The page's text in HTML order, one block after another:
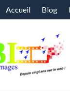
Aller
contenu
Accueil Blog